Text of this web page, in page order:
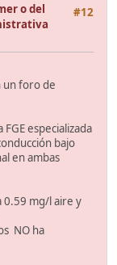
#12
o del
un foro de
especializada
bajo
en ambas
0.59 mg/l aire y
NO ha